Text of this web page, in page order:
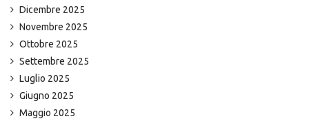
Dicembre 2025
Novembre 2025
Ottobre 2025
Settembre 2025
Luglio 2025
Giugno 2025
Maggio 2025